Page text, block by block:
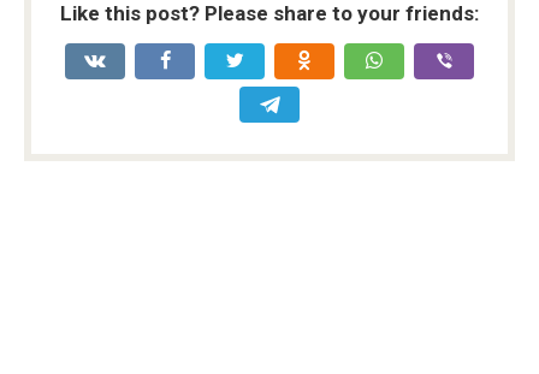
Like this post? Please share to your friends: